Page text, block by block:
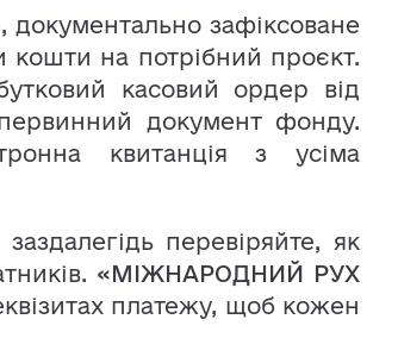
документально зафіксоване
кошти на потрібний проєкт.
касовий ордер від
документ фонду.
квитанція з усіма
перевіряйте, як
«МІЖНАРОДНИЙ РУХ
платежу, щоб кожен